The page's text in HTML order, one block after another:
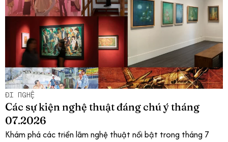
ĐI NGHỆ
Các sự kiện nghệ thuật đáng chú ý tháng
07.2026
Khám phá các triển lãm nghệ thuật nổi bật trong tháng 7